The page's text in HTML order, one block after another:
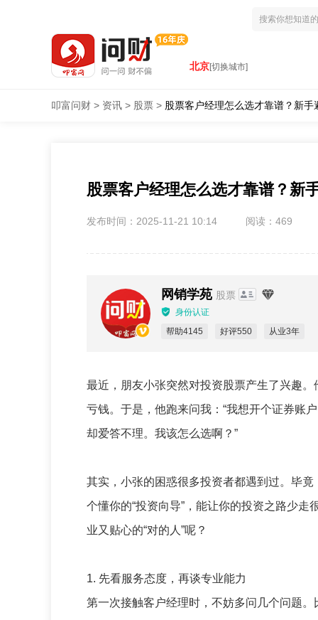
北京[切换城市]
叩富问财 > 资讯 > 股票 > 股票客户经理怎么选才靠谱？新手
股票客户经理怎么选才靠谱？新
发布时间：2025-11-21 10:14 阅读：469
网销学苑 股票
身份认证
帮助4145
好评550 从业3年
最近，朋友小张突然对投资股票产生了兴趣
亏钱。于是，他跑来问我：“我想开个证券账
却爱答不理。我该怎么选啊？”
其实，小张的困惑很多投资者都遇到过。毕
个懂你的“投资向导”，能让你的投资之路少
业又贴心的“对的人”呢？
1. 先看服务态度，再谈专业能力​
第一次接触客户经理时，不妨多问几个问题